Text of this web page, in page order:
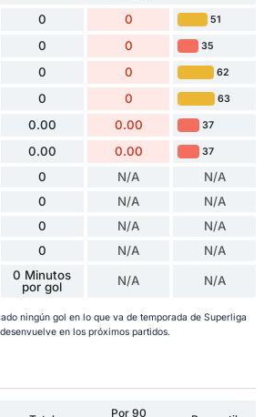
0 0 51
0 0 35
0 0 62
0 0 63
0.00 0.00 37
0.00 0.00 37
0 N/A N/A
0 N/A N/A
0 N/A N/A
0 N/A N/A
0 Minutos
por gol
N/A N/A
ningún gol en lo que va de temporada de Superliga
en los próximos partidos.
Por 90